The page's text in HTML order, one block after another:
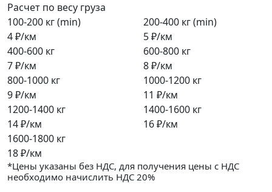
Расчет по весу груза
100-200 кг (min)
4 ₽/км
200-400 кг (min)
5 ₽/км
400-600 кг
7 ₽/км
600-800 кг
8 ₽/км
800-1000 кг
9 ₽/км
1000-1200 кг
11 ₽/км
1200-1400 кг
14 ₽/км
1400-1600 кг
16 ₽/км
1600-1800 кг
18 ₽/км
*Цены указаны без НДС, для получения цены с НДС
необходимо начислить НДС 20%